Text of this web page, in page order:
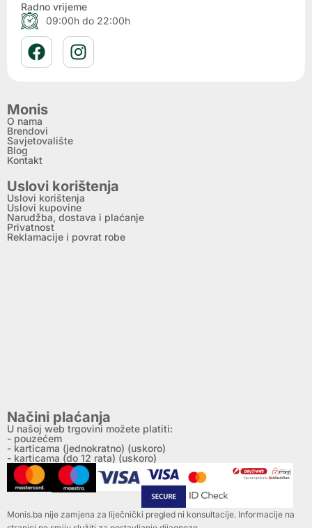
Radno vrijeme
09:00h do 22:00h
Monis
O nama
Brendovi
Savjetovalište
Blog
Kontakt
Uslovi korištenja
Uslovi korištenja
Uslovi kupovine
Narudžba, dostava i plaćanje
Privatnost
Reklamacije i povrat robe
Načini plaćanja
U našoj web trgovini možete platiti:
- pouzećem
- karticama (jednokratno) (uskoro)
- karticama (do 12 rata) (uskoro)
Monis.ba nije zamjena za liječnički pregled ni konsultacije. Informacije na